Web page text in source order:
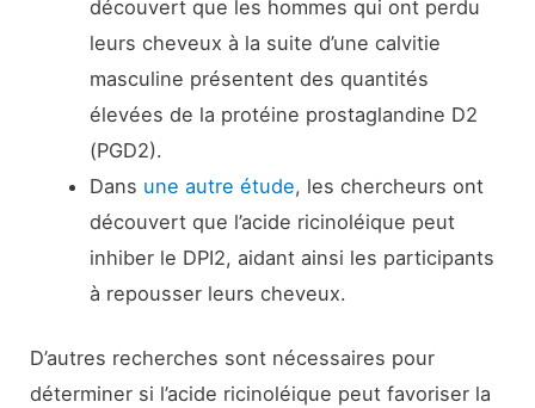
découvert que les hommes qui ont perdu
leurs cheveux à la suite d’une calvitie
masculine présentent des quantités
élevées de la protéine prostaglandine D2
(PGD2).
Dans une autre étude, les chercheurs ont
découvert que l’acide ricinoléique peut
inhiber le DPI2, aidant ainsi les participants
à repousser leurs cheveux.
D’autres recherches sont nécessaires pour
déterminer si l’acide ricinoléique peut favoriser la